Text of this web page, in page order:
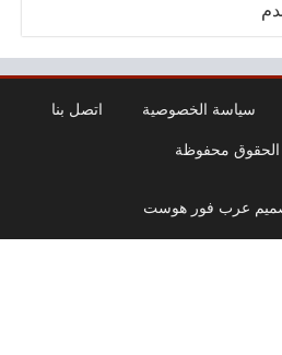
سياسة الخصوصية اتصل بنا
الحقوق محفوظة
عرب فور هوست